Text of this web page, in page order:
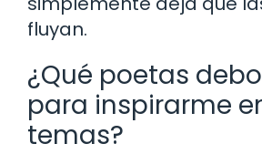
fluyan.
¿Qué poetas
para inspirarme
temas?